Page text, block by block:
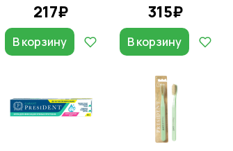
217₽
В корзину
315₽
В корзину